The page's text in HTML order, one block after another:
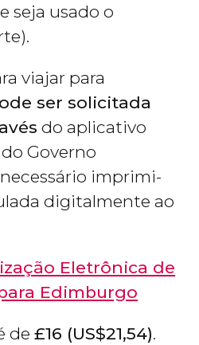
seja usado o
viajar para
ser solicitada
do aplicativo
Governo
imprimi-
digitalmente ao
Eletrônica de
Edimburgo
de £16 (US$21,54).